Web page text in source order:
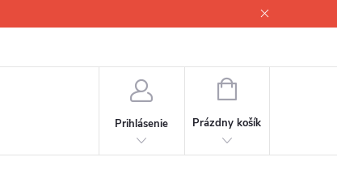
Prihlásenie
NÁKUPNÝ
Prázdny košík